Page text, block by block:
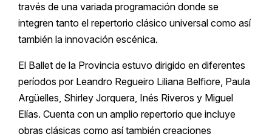
través de una variada programación donde se
integren tanto el repertorio clásico universal como así
también la innovación escénica.
El Ballet de la Provincia estuvo dirigido en diferentes
períodos por Leandro Regueiro Liliana Belfiore, Paula
Argüelles, Shirley Jorquera, Inés Riveros y Miguel
Elías. Cuenta con un amplio repertorio que incluye
obras clásicas como así también creaciones